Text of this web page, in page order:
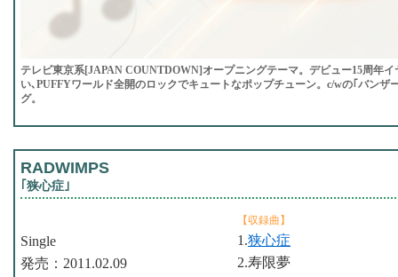
テレビ東京系[JAPAN COUNTDOWN]オープニングテーマ。デビュー15周年
い､PUFFYワールド全開のロックでキュートなポップチューン。c/wの｢バン
グ。
RADWIMPS
｢狭心症｣
【収録曲】
1.狭心症
2.寿限夢
Single
発売：2011.02.09